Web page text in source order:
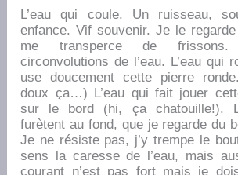
L’eau qui coule. Un ruisseau,
enfance. Vif souvenir. Je le
me transperce de
circonvolutions de l’eau. L’eau qui
use doucement cette pierre
doux ça…) L’eau qui fait jouer
sur le bord (hi, ça chatouille!).
furètent au fond, que je regarde du
Je ne résiste pas, j’y trempe le
sens la caresse de l’eau, mais
courant n’est pas fort mais je